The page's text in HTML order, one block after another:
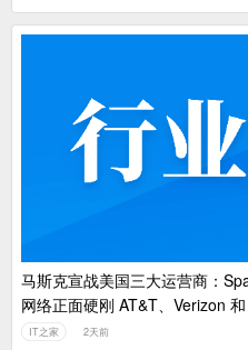
马斯克宣战美国三大运营商：
网络正面硬刚 AT&T、Verizon
IT之家 2天前